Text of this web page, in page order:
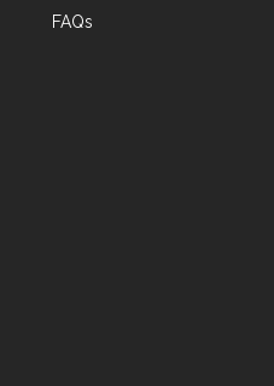
FAQs